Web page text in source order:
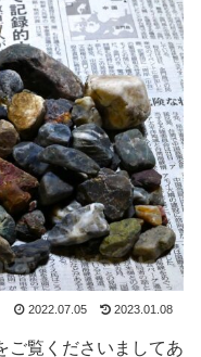
2022.07.05 2023.01.08
ご覧くださいましてあ